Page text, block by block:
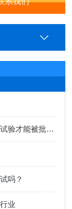
哪些生活用品是要经过氙灯耐候试验箱试验才能被批量生产的？
吗？
业